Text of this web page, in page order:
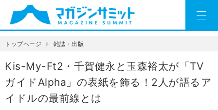
トップページ 雑誌・出版
Kis-My-Ft2・千賀健永と玉森裕太が「TV
ガイドAlpha」の表紙を飾る！2人が語るア
イドルの最前線とは